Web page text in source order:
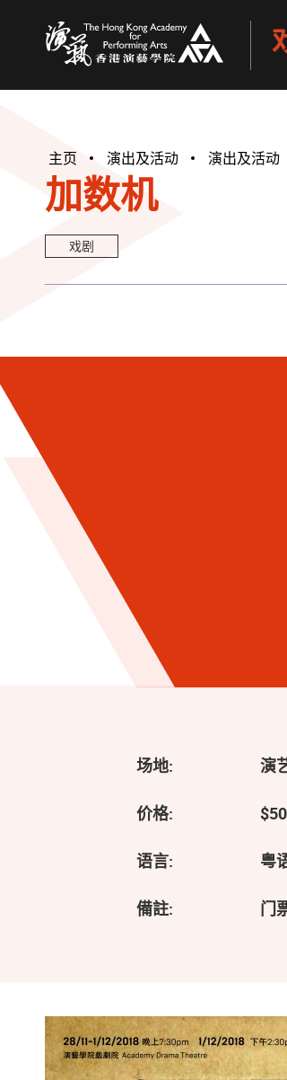
主页 演出及活动 演出及活动
加数机
戏剧
场地: 演
价格:
语言: 粤
備註: 门